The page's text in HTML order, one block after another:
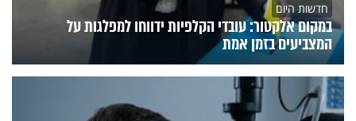
חדשות היום
במקום אלקטור: עובדי הקלפיות ידווחו למפלגות על
המצביעים בזמן אמת